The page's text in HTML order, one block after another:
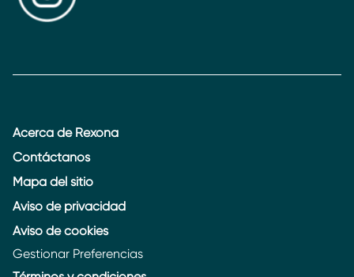
Acerca de Rexona
Contáctanos
Mapa del sitio
Aviso de privacidad
Aviso de cookies
Gestionar Preferencias